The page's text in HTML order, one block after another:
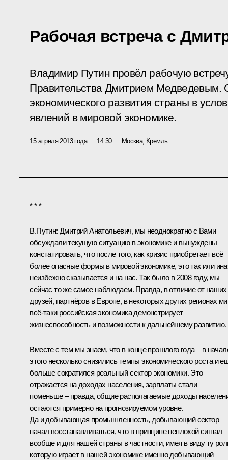
Рабочая встреча с
Владимир Путин провёл рабочую
Правительства Дмитрием Медведевым.
экономического развития страны в
явлений в мировой экономике.
15 апреля 2013 года 14:30 Москва, Кремль
* * *
В.Путин: Дмитрий Анатольевич, мы неоднократно с Вами
обсуждали текущую ситуацию в экономике и вынуждены
констатировать, что после того, как кризис приобретает всё
более опасные формы в мировой экономике, это так или
неизбежно сказывается и на нас. Так было в 2008 году, мы
сейчас то же самое наблюдаем. Правда, в отличие от наших
друзей, партнёров в Европе, в некоторых других регионах
всё‑таки российская экономика демонстрирует
жизнеспособность и возможности к дальнейшему развитию.
Вместе с тем мы знаем, что в конце прошлого года – в
этого несколько снизились темпы экономического роста и
больше сократился реальный сектор экономики. Это
отражается на доходах населения, зарплаты стали
поменьше – правда, общие располагаемые доходы
остаются примерно на прогнозируемом уровне.
Да и добывающая промышленность, добывающий сектор
начал восстанавливаться, что в принципе неплохой сигнал
вообще и для нашей страны в частности, имея в виду ту
которую играет в нашей экономике именно добывающий